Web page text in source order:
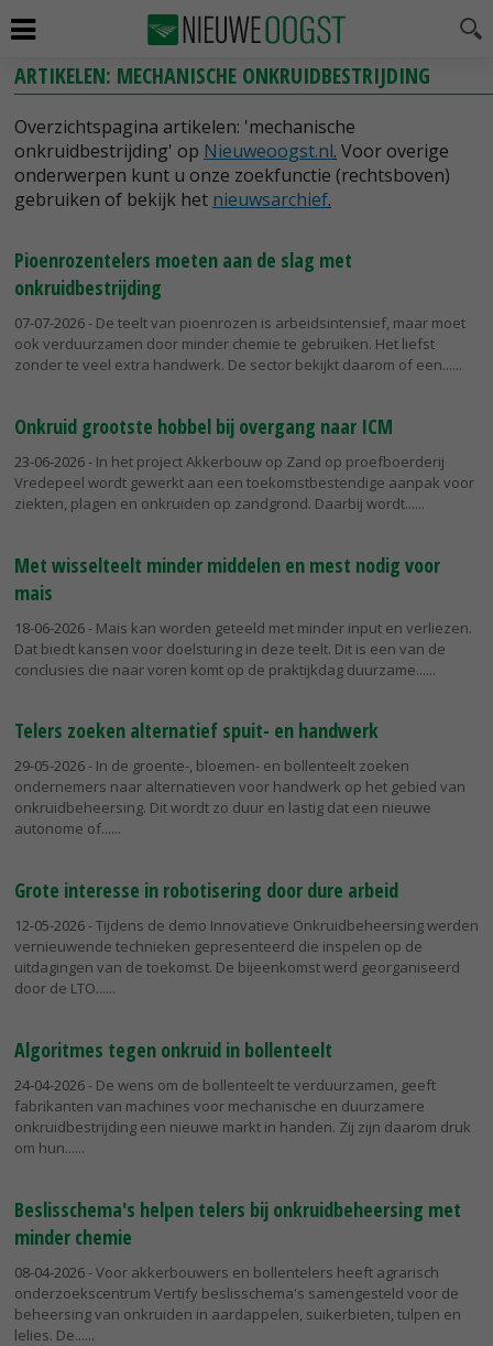
ARTIKELEN: MECHANISCHE ONKRUIDBESTRIJDING
Overzichtspagina artikelen: 'mechanische
onkruidbestrijding' op Nieuweoogst.nl. Voor overige
onderwerpen kunt u onze zoekfunctie (rechtsboven)
gebruiken of bekijk het nieuwsarchief.
Pioenrozentelers moeten aan de slag met
onkruidbestrijding
07-07-2026- De teelt van pioenrozen is arbeidsintensief, maar moet
ook verduurzamen door minder chemie te gebruiken. Het liefst
zonder te veel extra handwerk. De sector bekijkt daarom of een...
Onkruid grootste hobbel bij overgang naar ICM
23-06-2026- In het project Akkerbouw op Zand op proefboerderij
Vredepeel wordt gewerkt aan een toekomstbestendige aanpak voor
ziekten, plagen en onkruiden op zandgrond. Daarbij wordt...
Met wisselteelt minder middelen en mest nodig voor
mais
18-06-2026- Mais kan worden geteeld met minder input en verliezen.
Dat biedt kansen voor doelsturing in deze teelt. Dit is een van de
conclusies die naar voren komt op de praktijkdag duurzame...
Telers zoeken alternatief spuit- en handwerk
29-05-2026- In de groente-, bloemen- en bollenteelt zoeken
ondernemers naar alternatieven voor handwerk op het gebied van
onkruidbeheersing. Dit wordt zo duur en lastig dat een nieuwe
autonome of...
Grote interesse in robotisering door dure arbeid
12-05-2026- Tijdens de demo Innovatieve Onkruidbeheersing werden
vernieuwende technieken gepresenteerd die inspelen op de
uitdagingen van de toekomst. De bijeenkomst werd georganiseerd
door de LTO...
Algoritmes tegen onkruid in bollenteelt
24-04-2026- De wens om de bollenteelt te verduurzamen, geeft
fabrikanten van machines voor mechanische en duurzamere
onkruidbestrijding een nieuwe markt in handen. Zij zijn daarom druk
om hun...
Beslisschema's helpen telers bij onkruidbeheersing met
minder chemie
08-04-2026- Voor akkerbouwers en bollentelers heeft agrarisch
onderzoekscentrum Vertify beslisschema's samengesteld voor de
beheersing van onkruiden in aardappelen, suikerbieten, tulpen en
lelies. De...